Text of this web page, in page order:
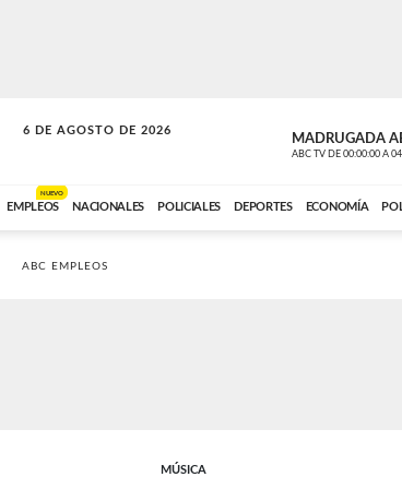
6 DE AGOSTO DE 2026
SOLO MÚSICA MADRUGADA
ABC TV DE 00:00:00 A
EMPLEOS
NUEVO
NACIONALES POLICIALES DEPORTES ECONOMÍA
ABC EMPLEOS
MÚSICA